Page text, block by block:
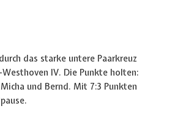
das starke untere Paarkreuz
IV. Die Punkte holten:
Micha und Bernd. Mit 7:3 Punkten